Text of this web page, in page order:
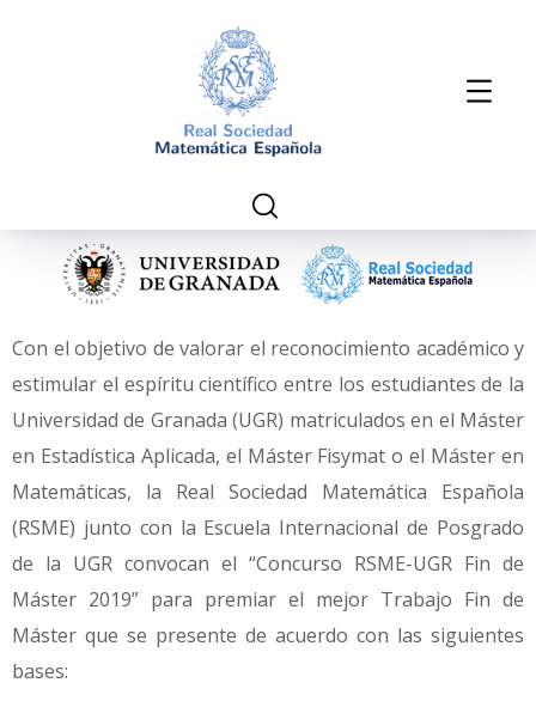
Con el objetivo de valorar el reconocimiento académico y
estimular el espíritu científico entre los estudiantes de la
Universidad de Granada (UGR) matriculados en el Máster
en Estadística Aplicada, el Máster Fisymat o el Máster en
Matemáticas, la Real Sociedad Matemática Española
(RSME) junto con la Escuela Internacional de Posgrado
de la UGR convocan el “Concurso RSME-UGR Fin de
Máster 2019” para premiar el mejor Trabajo Fin de
Máster que se presente de acuerdo con las siguientes
bases: